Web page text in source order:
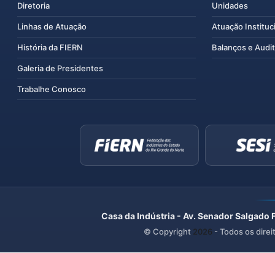
Diretoria
Linhas de Atuação
História da FIERN
Galeria de Presidentes
Trabalhe Conosco
Unidades
Atuação
Balanços e
Casa da Indústria - Av. Senador
© Copyright 2026 - Todos os